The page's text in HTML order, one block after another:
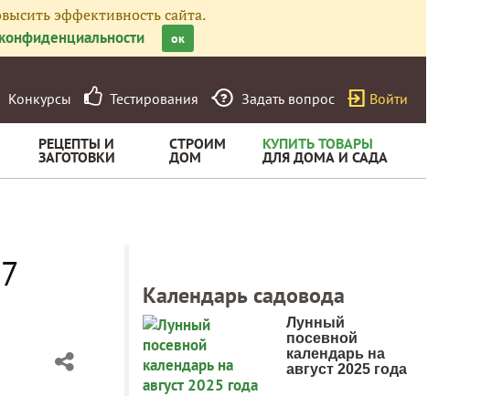
эффективность сайта.
ок
Конкурсы Тестирования Задать вопрос Войти
РЕЦЕПТЫ И
ЗАГОТОВКИ
СТРОИМ
ДОМ
КУПИТЬ ТОВАРЫ
ДЛЯ ДОМА И САДА
Календарь садовода
Лунный
посевной
календарь на
август 2025 года